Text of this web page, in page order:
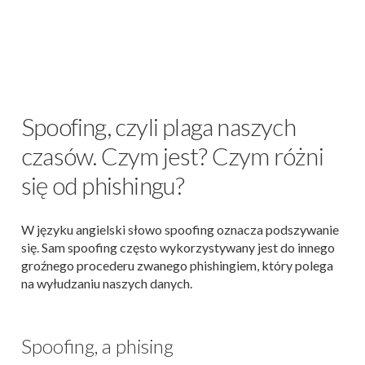
Spoofing, czyli plaga naszych
czasów. Czym jest? Czym różni
się od phishingu?
W języku angielski słowo spoofing oznacza podszywanie
się. Sam spoofing często wykorzystywany jest do innego
groźnego procederu zwanego phishingiem, który polega
na wyłudzaniu naszych danych.
Spoofing, a phising